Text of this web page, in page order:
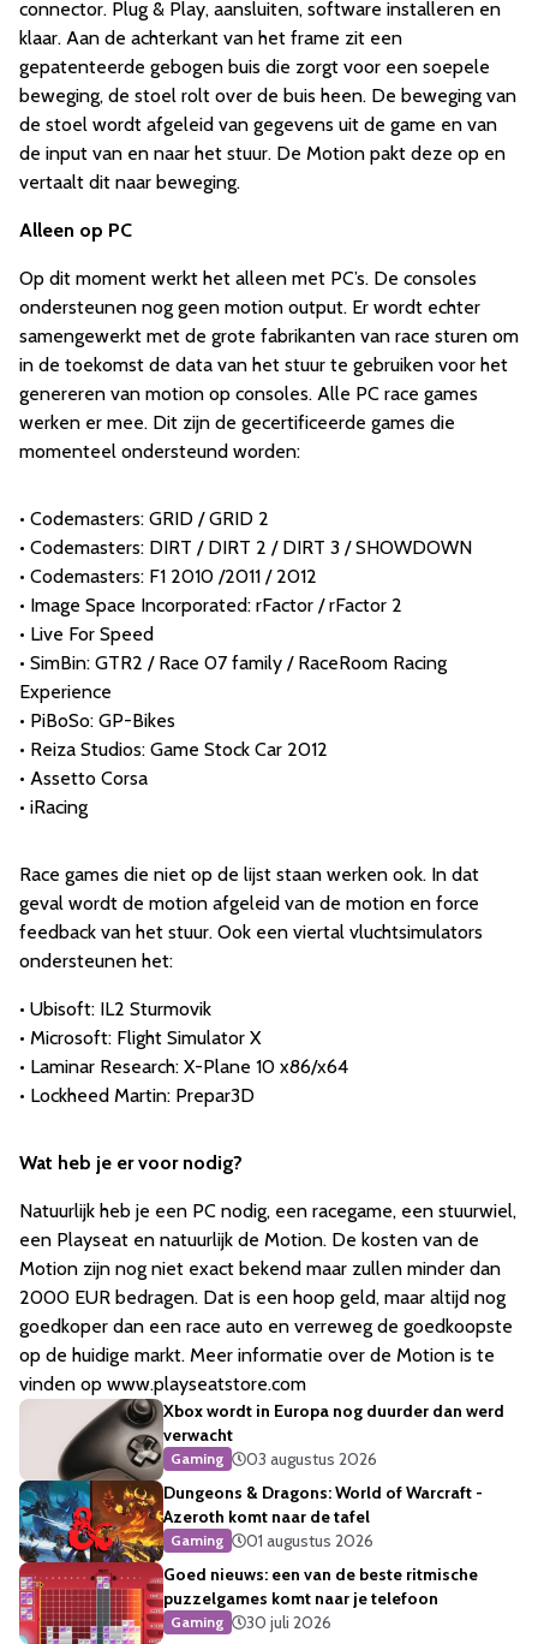
connector. Plug & Play, aansluiten, software installeren en
klaar. Aan de achterkant van het frame zit een
gepatenteerde gebogen buis die zorgt voor een soepele
beweging, de stoel rolt over de buis heen. De beweging van
de stoel wordt afgeleid van gegevens uit de game en van
de input van en naar het stuur. De Motion pakt deze op en
vertaalt dit naar beweging.
Alleen op PC
Op dit moment werkt het alleen met PC’s. De consoles
ondersteunen nog geen motion output. Er wordt echter
samengewerkt met de grote fabrikanten van race sturen om
in de toekomst de data van het stuur te gebruiken voor het
genereren van motion op consoles. Alle PC race games
werken er mee. Dit zijn de gecertificeerde games die
momenteel ondersteund worden:
• Codemasters: GRID / GRID 2
• Codemasters: DIRT / DIRT 2 / DIRT 3 / SHOWDOWN
• Codemasters: F1 2010 /2011 / 2012
• Image Space Incorporated: rFactor / rFactor 2
• Live For Speed
• SimBin: GTR2 / Race 07 family / RaceRoom Racing
Experience
• PiBoSo: GP-Bikes
• Reiza Studios: Game Stock Car 2012
• Assetto Corsa
• iRacing
Race games die niet op de lijst staan werken ook. In dat
geval wordt de motion afgeleid van de motion en force
feedback van het stuur. Ook een viertal vluchtsimulators
ondersteunen het:
• Ubisoft: IL2 Sturmovik
• Microsoft: Flight Simulator X
• Laminar Research: X-Plane 10 x86/x64
• Lockheed Martin: Prepar3D
Wat heb je er voor nodig?
Natuurlijk heb je een PC nodig, een racegame, een stuurwiel,
een Playseat en natuurlijk de Motion. De kosten van de
Motion zijn nog niet exact bekend maar zullen minder dan
2000 EUR bedragen. Dat is een hoop geld, maar altijd nog
goedkoper dan een race auto en verreweg de goedkoopste
op de huidige markt. Meer informatie over de Motion is te
vinden op www.playseatstore.com
Xbox wordt in Europa nog duurder dan werd
verwacht
Gaming
03 augustus 2026
Dungeons & Dragons: World of Warcraft -
Azeroth komt naar de tafel
Gaming
01 augustus 2026
Goed nieuws: een van de beste ritmische
puzzelgames komt naar je telefoon
Gaming
30 juli 2026